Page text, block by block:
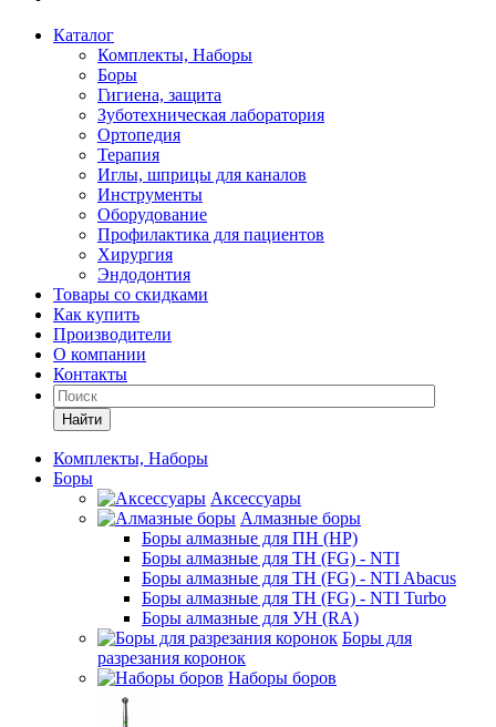
Каталог
Комплекты, Наборы
Боры
Гигиена, защита
Зуботехническая лаборатория
Ортопедия
Терапия
Иглы, шприцы для каналов
Инструменты
Оборудование
Профилактика для пациентов
Хирургия
Эндодонтия
Товары со скидками
Как купить
Производители
О компании
Контакты
Найти
Комплекты, Наборы
Боры
Аксессуары
Алмазные боры
Боры алмазные для ПН (HP)
Боры алмазные для ТН (FG) - NTI
Боры алмазные для ТН (FG) - NTI Abacus
Боры алмазные для ТН (FG) - NTI Turbo
Боры алмазные для УН (RA)
Боры для
разрезания коронок
Наборы боров